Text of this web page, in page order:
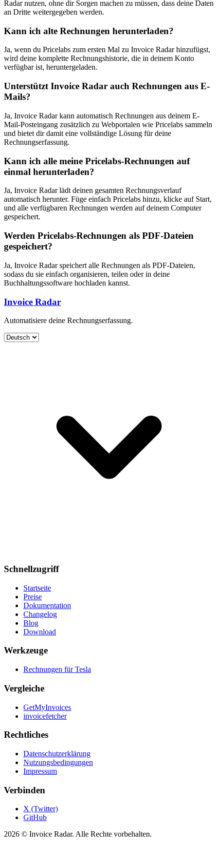
Radar nutzen, ohne dir Sorgen machen zu müssen, dass deine Daten
an Dritte weitergegeben werden.
Kann ich alte Rechnungen herunterladen?
Ja, wenn du Pricelabs zum ersten Mal zu Invoice Radar hinzufügst,
wird deine komplette Rechnungshistorie, die in deinem Konto
verfügbar ist, heruntergeladen.
Unterstützt Invoice Radar auch Rechnungen aus E-
Mails?
Ja, Invoice Radar kann automatisch Rechnungen aus deinem E-
Mail-Posteingang zusätzlich zu Webportalen wie Pricelabs sammeln
und bietet dir damit eine vollständige Lösung für deine
Rechnungserfassung.
Kann ich alle meine Pricelabs-Rechnungen auf
einmal herunterladen?
Ja, Invoice Radar lädt deinen gesamten Rechnungsverlauf
automatisch herunter. Füge einfach Pricelabs hinzu, klicke auf Start,
und alle verfügbaren Rechnungen werden auf deinem Computer
gespeichert.
Werden Pricelabs-Rechnungen als PDF-Dateien
gespeichert?
Ja, Invoice Radar speichert alle Rechnungen als PDF-Dateien,
sodass du sie einfach organisieren, teilen oder in deine
Buchhaltungssoftware hochladen kannst.
Invoice Radar
Automatisiere deine Rechnungserfassung.
Schnellzugriff
Startseite
Preise
Dokumentation
Changelog
Blog
Download
Werkzeuge
Rechnungen für Tesla
Vergleiche
GetMyInvoices
invoicefetcher
Rechtliches
Datenschutzerklärung
Nutzungsbedingungen
Impressum
Verbinden
X (Twitter)
GitHub
2026 © Invoice Radar. Alle Rechte vorbehalten.